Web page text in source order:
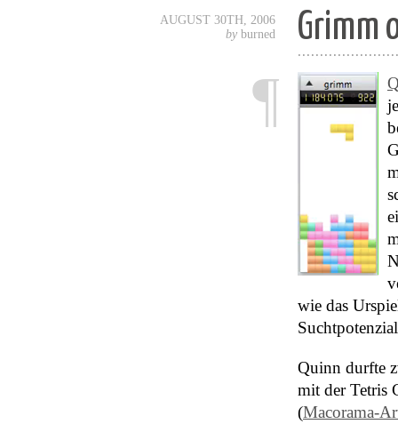
AUGUST 30TH, 2006
by burned Grimm
¶
wie das
Quinn durfte
mit der Tetris
(Macorama-